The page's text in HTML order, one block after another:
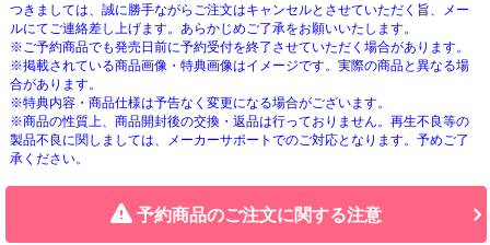
つきましては、誠に勝手ながらご注文はキャンセルとさせていただく旨、メー
ルにてご連絡差し上げます。あらかじめご了承をお願いいたします。
※ご予約商品でも発売日前に予約受付を終了させていただく場合があります。
※掲載されている商品画像・特典画像はイメージです。実際の商品と異なる場
合があります。
※特典内容・商品仕様は予告なく変更になる場合がございます。
※商品の性質上、商品開封後の交換・返品は行っておりません。再生不良等の
製品不良に関しましては、メーカーサポートでのご対応となります。予めご了
承ください。
予約商品のご注文に関する注意